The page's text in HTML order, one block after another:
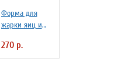
Форма для
жарки яиц и
силиконовая
Любовь
270 р.